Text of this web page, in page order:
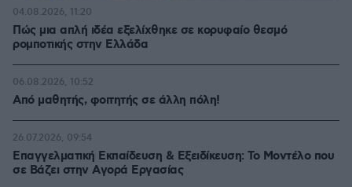
Πώς μια απλή ιδέα εξελίχθηκε σε κορυφαίο θεσμό
ρομποτικής στην Ελλάδα
04.08.2026, 11:20
Από μαθητής, φοιτητής σε άλλη πόλη!
06.08.2026, 10:52
Επαγγελματική Εκπαίδευση & Εξειδίκευση: Το Mοντέλο που
σε Bάζει στην Aγορά Eργασίας
26.07.2026, 09:54